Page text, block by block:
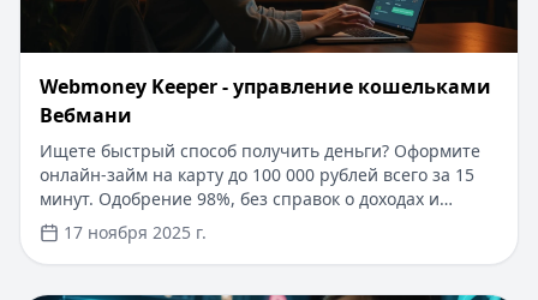
Webmoney Keeper - управление кошельками
Вебмани
Ищете быстрый способ получить деньги? Оформите
онлайн-займ на карту до 100 000 рублей всего за 15
минут. Одобрение 98%, без справок о доходах и
поручителей. Для новых клиентов - специальное
предложение под 0% на срок до 30 дней. Простое
погашение через WebMoney и другие платежные
системы. Узнайте больше о возможностях управления
17 ноября 2025 г.